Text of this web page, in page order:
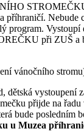
příhraničí. Nebude
program.
při ZUŠ a
vánočního
dětská vystoupení
přijde na
bude posledním
u Muzea